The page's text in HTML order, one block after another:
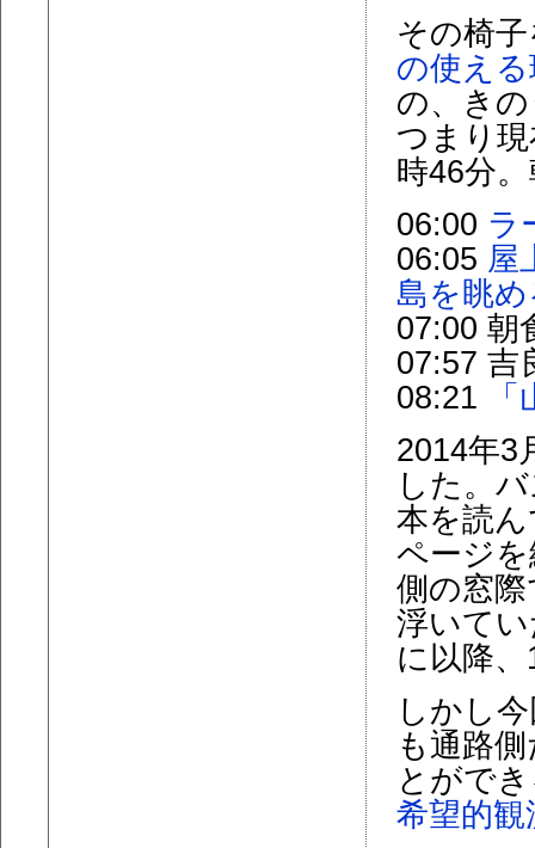
その椅
の使え
の、き
つまり
時46分
06:00 ラ
06:05 屋
島を眺め
07:00 朝
07:57 吉
08:21
2014年3
した。
本を読
ページ
側の窓
浮いて
に以降
しかし
も通路
とがで
希望的